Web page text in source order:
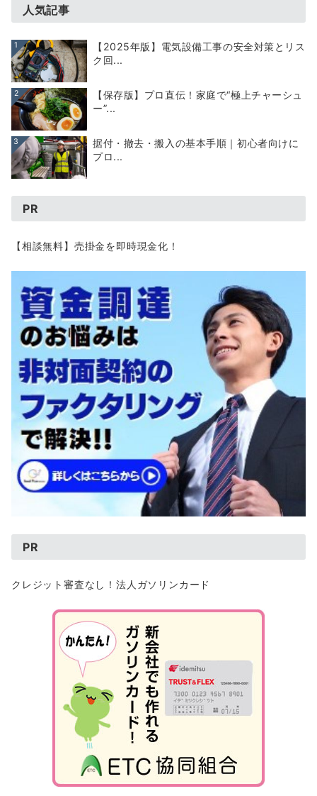
人気記事
1
【2025年版】電気設備工事の安全対策とリス
ク回...
2
【保存版】プロ直伝！家庭で“極上チャーシュ
ー”...
3
据付・撤去・搬入の基本手順｜初心者向けに
プロ...
PR
【相談無料】売掛金を即時現金化！
PR
クレジット審査なし！法人ガソリンカード